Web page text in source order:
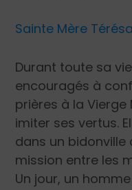
Sainte Mère Térésa
Durant toute sa
encouragés à
prières à la
imiter ses vertus.
dans un
mission entre les
Un jour, un